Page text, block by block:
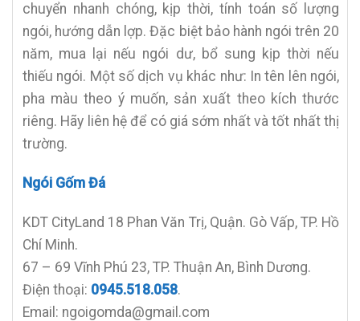
chuyển nhanh chóng, kịp thời, tính toán số lượng
ngói, hướng dẫn lợp. Đặc biệt bảo hành ngói trên 20
năm, mua lại nếu ngói dư, bổ sung kịp thời nếu
thiếu ngói. Một số dịch vụ khác như: In tên lên ngói,
pha màu theo ý muốn, sản xuất theo kích thước
riêng. Hãy liên hệ để có giá sớm nhất và tốt nhất thị
trường.
Ngói Gốm Đá
KDT CityLand 18 Phan Văn Trị, Quận. Gò Vấp, TP. Hồ
Chí Minh.
67 – 69 Vĩnh Phú 23, TP. Thuận An, Bình Dương.
Điện thoại: 0945.518.058.
Email: ngoigomda@gmail.com